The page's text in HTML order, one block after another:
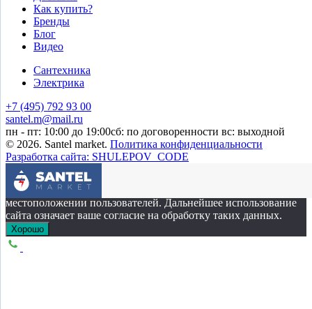
Как купить?
Бренды
Блог
Видео
Сантехника
Электрика
+7 (495) 792 93 00
santel.m@mail.ru
пн - пт: 10:00 до 19:00сб: по договоренности вс: выходной
© 2026. Santel market. Политика конфиденциальности
Разработка сайта: SHULEPOV_CODE
Этот сайт собирает cookie-файлы, данные об IP-адресе и
местоположении пользователей. Дальнейшее использование
сайта означает ваше согласие на обработку таких данных.
Хорошо